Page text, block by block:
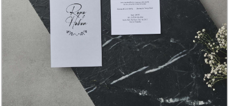
Davetiye
Modelleri
Atatürk'lü
Papatyalı
Davetiye
Modelleri